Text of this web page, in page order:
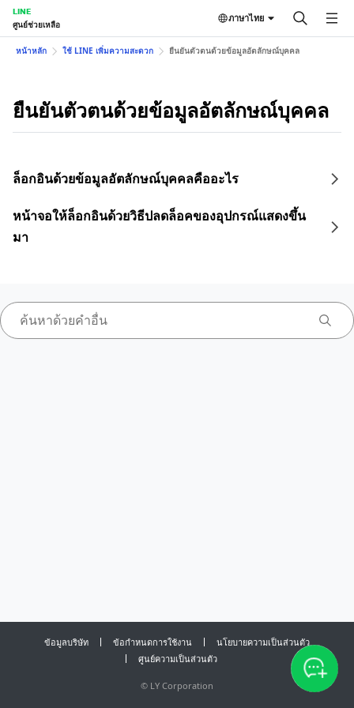
LINE
ศูนย์ช่วยเหลือ
ภาษาไทย
หน้าหลัก ใช้ LINE เพิ่มความสะดวก ยืนยันตัวตนด้วยข้อมูลอัตลักษณ์บุคคล
ยืนยันตัวตนด้วยข้อมูลอัตลักษณ์บุคคล
ล็อกอินด้วยข้อมูลอัตลักษณ์บุคคลคืออะไร
หน้าจอให้ล็อกอินด้วยวิธีปลดล็อคของอุปกรณ์แสดงขึ้น
มา
ข้อมูลบริษัท ข้อกำหนดการใช้งาน
นโยบายความเป็นส่วนตัว
ศูนย์ความเป็นส่วนตัว
© LY Corporation